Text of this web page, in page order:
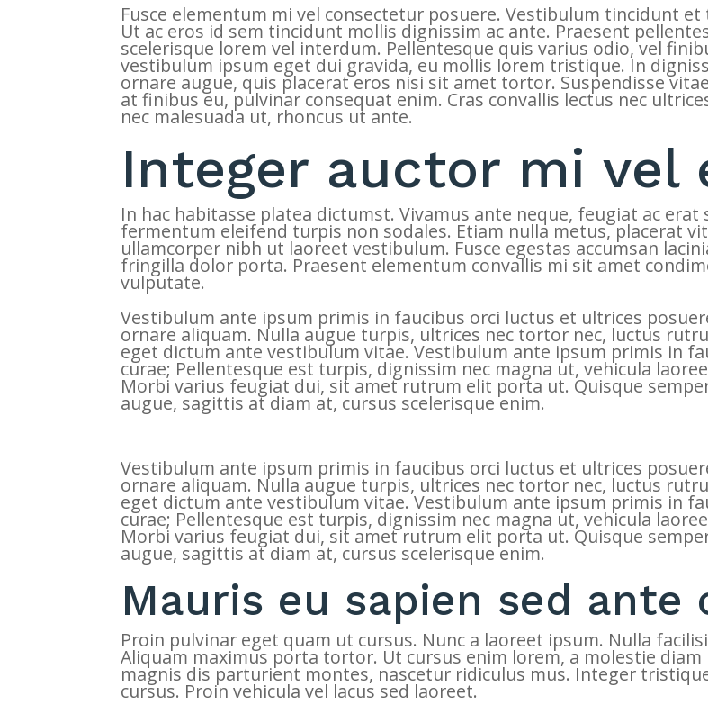
Fusce elementum mi vel consectetur posuere. Vestibulum tincidunt
Ut ac eros id sem tincidunt mollis dignissim ac ante. Praesent
scelerisque lorem vel interdum. Pellentesque quis varius odio, vel
vestibulum ipsum eget dui gravida, eu mollis lorem tristique. In
ornare augue, quis placerat eros nisi sit amet tortor. Suspendisse
at finibus eu, pulvinar consequat enim. Cras convallis lectus nec
nec malesuada ut, rhoncus ut ante.
Integer auctor mi vel
In hac habitasse platea dictumst. Vivamus ante neque, feugiat ac
fermentum eleifend turpis non sodales. Etiam nulla metus, placerat
ullamcorper nibh ut laoreet vestibulum. Fusce egestas accumsan
fringilla dolor porta. Praesent elementum convallis mi sit amet
vulputate.
Vestibulum ante ipsum primis in faucibus orci luctus et ultrices
ornare aliquam. Nulla augue turpis, ultrices nec tortor nec, luctus
eget dictum ante vestibulum vitae. Vestibulum ante ipsum primis in
curae; Pellentesque est turpis, dignissim nec magna ut, vehicula
Morbi varius feugiat dui, sit amet rutrum elit porta ut. Quisque
augue, sagittis at diam at, cursus scelerisque enim.
Vestibulum ante ipsum primis in faucibus orci luctus et ultrices
ornare aliquam. Nulla augue turpis, ultrices nec tortor nec, luctus
eget dictum ante vestibulum vitae. Vestibulum ante ipsum primis in
curae; Pellentesque est turpis, dignissim nec magna ut, vehicula
Morbi varius feugiat dui, sit amet rutrum elit porta ut. Quisque
augue, sagittis at diam at, cursus scelerisque enim.
Mauris eu sapien sed ante
Proin pulvinar eget quam ut cursus. Nunc a laoreet ipsum. Nulla
Aliquam maximus porta tortor. Ut cursus enim lorem, a molestie
magnis dis parturient montes, nascetur ridiculus mus. Integer
cursus. Proin vehicula vel lacus sed laoreet.